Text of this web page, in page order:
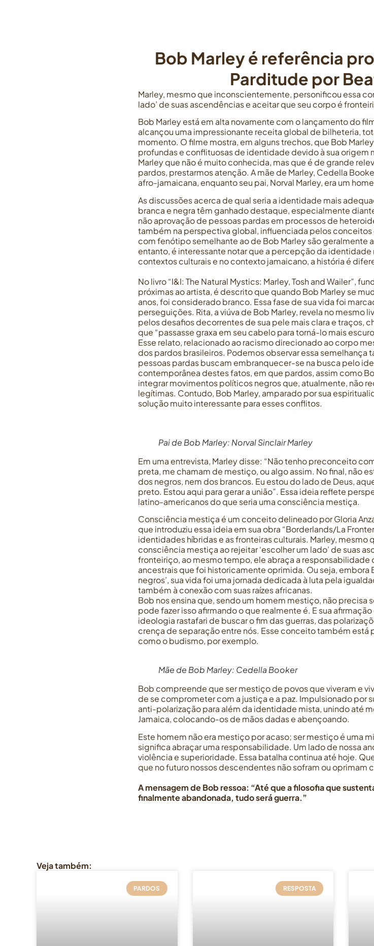
Bob Marley é referência
Parditude por
Marley, mesmo que inconscientemente, personificou essa
lado’ de suas ascendências e aceitar que seu corpo é
Bob Marley está em alta novamente com o lançamento do
alcançou uma impressionante receita global de bilheteria,
momento. O filme mostra, em alguns trechos, que Bob
profundas e conflituosas de identidade devido à sua origem
Marley que não é muito conhecida, mas que é de grande
pardos, prestarmos atenção. A mãe de Marley, Cedella
afro-jamaicana, enquanto seu pai, Norval Marley, era um
As discussões acerca de qual seria a identidade mais
branca e negra têm ganhado destaque, especialmente
não aprovação de pessoas pardas em processos de
também na perspectiva global, influenciada pelos
com fenótipo semelhante ao de Bob Marley são
entanto, é interessante notar que a percepção da
contextos culturais e no contexto jamaicano, a história é
No livro “I&I: The Natural Mystics: Marley, Tosh and Wailer”,
próximas ao artista, é descrito que quando Bob Marley se
anos, foi considerado branco. Essa fase de sua vida foi
perseguições. Rita, a viúva de Bob Marley, revela no mesmo
pelos desafios decorrentes de sua pele mais clara e traços,
que “passasse graxa em seu cabelo para torná-lo mais
Esse relato, relacionado ao racismo direcionado ao corpo
dos pardos brasileiros. Podemos observar essa semelhança
pessoas pardas buscam embranquecer-se na busca pelo
contemporânea destes fatos, em que pardos, assim como
integrar movimentos políticos negros que, atualmente, não
legítimas. Contudo, Bob Marley, amparado por sua
solução muito interessante para esses conflitos.
Pai de Bob Marley: Norval Sinclair Marley
Em uma entrevista, Marley disse: “Não tenho preconceito
preta, me chamam de mestiço, ou algo assim. No final, não
dos negros, nem dos brancos. Eu estou do lado de Deus,
preto. Estou aqui para gerar a união”. Essa ideia reflete
latino-americanos do que seria uma consciência mestiça.
Consciência mestiça é um conceito delineado por Gloria
que introduziu essa ideia em sua obra “Borderlands/La
identidades híbridas e as fronteiras culturais. Marley,
consciência mestiça ao rejeitar ‘escolher um lado’ de suas
fronteiriço, ao mesmo tempo, ele abraça a
ancestrais que foi historicamente oprimida. Ou seja, embora
negros’, sua vida foi uma jornada dedicada à luta pela
também à conexão com suas raízes africanas.
Bob nos ensina que, sendo um homem mestiço, não precisa
pode fazer isso afirmando o que realmente é. E sua
ideologia rastafari de buscar o fim das guerras, das
crença de separação entre nós. Esse conceito também está
como o budismo, por exemplo.
Mãe de Bob Marley: Cedella Booker
Bob compreende que ser mestiço de povos que viveram e
de se comprometer com a justiça e a paz. Impulsionado por
anti-polarização para além da identidade mista, unindo até
Jamaica, colocando-os de mãos dadas e abençoando.
Este homem não era mestiço por acaso; ser mestiço é uma
significa abraçar uma responsabilidade. Um lado de nossa
violência e superioridade. Essa batalha continua até hoje.
que no futuro nossos descendentes não sofram ou oprimam
A mensagem de Bob ressoa: “Até que a filosofia que
finalmente abandonada, tudo será guerra.”
Veja também:
PARDOS RESPOSTA